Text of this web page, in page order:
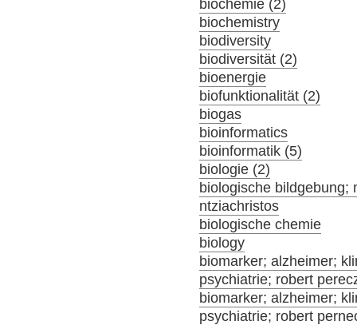
biochemie (2)
biochemistry
biodiversity
biodiversität (2)
bioenergie
biofunktionalität (2)
biogas
bioinformatics
bioinformatik (5)
biologie (2)
biologische bildgebung;
ntziachristos
biologische chemie
biology
biomarker; alzheimer;
psychiatrie; robert
biomarker; alzheimer;
psychiatrie; robert